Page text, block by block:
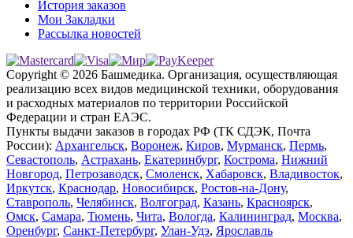
История заказов
Мои Закладки
Рассылка новостей
Copyright © 2026 Башмедика. Организация, осуществляющая
реализацию всех видов медицинской техники, оборудования
и расходных материалов по территории Российской
Федерации и стран ЕАЭС.
Пункты выдачи заказов в городах РФ (ТК СДЭК, Почта
России): Архангельск, Воронеж, Киров, Мурманск, Пермь,
Севастополь, Астрахань, Екатеринбург, Кострома, Нижний
Новгород, Петрозаводск, Смоленск, Хабаровск, Владивосток,
Иркутск, Краснодар, Новосибирск, Ростов-на-Дону,
Ставрополь, Челябинск, Волгоград, Казань, Красноярск,
Омск, Самара, Тюмень, Чита, Вологда, Калининград, Москва,
Оренбург, Санкт-Петербург, Улан-Удэ, Ярославль